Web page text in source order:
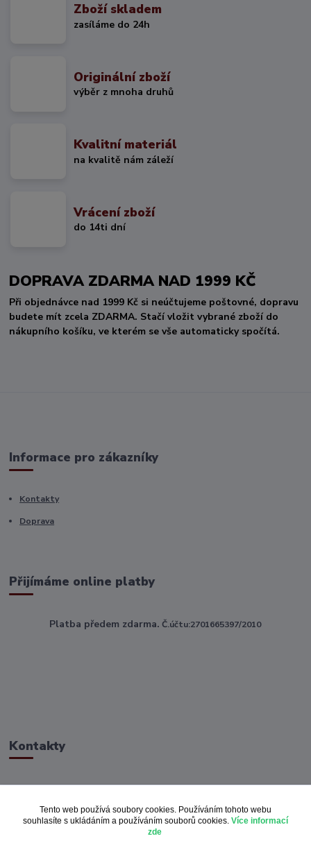
Zboží skladem
zasíláme do 24h
Originální zboží
výběr z mnoha druhů
Kvalitní materiál
na kvalitě nám záleží
Vrácení zboží
do 14ti dní
DOPRAVA ZDARMA NAD 1999 KČ
Při objednávce nad 1999 Kč si neúčtujeme poštovné, dopravu
budete mít zcela ZDARMA. Stačí vložit vybrané zboží do
nákupního košíku, ve kterém se vše automaticky spočítá.
Informace pro zákazníky
Kontakty
Doprava
Přijímáme online platby
Platba předem zdarma. Č.účtu:2701665397/2010
Kontakty
Tento web používá soubory cookies. Používáním tohoto webu
souhlasíte s ukládáním a používáním souborů cookies. Více informací
zde